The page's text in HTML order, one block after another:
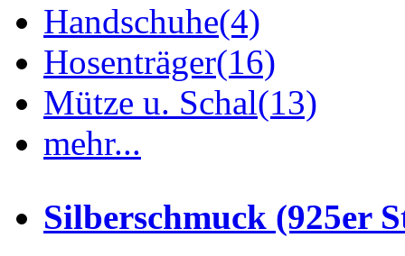
Handschuhe(4)
Hosenträger(16)
Mütze u. Schal(13)
mehr...
Silberschmuck (925er